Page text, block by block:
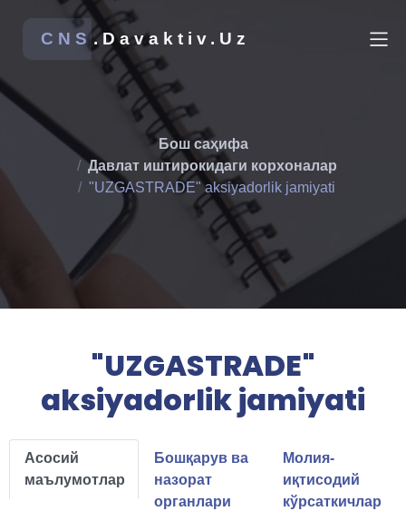
CNS.Davaktiv.Uz
Бош саҳифа
Давлат иштирокидаги корхоналар
"UZGASTRADE" aksiyadorlik jamiyati
"UZGASTRADE"
aksiyadorlik jamiyati
Асосий
маълумотлар
Бошқарув ва
назорат
органлари
Молия-
иқтисодий
кўрсаткичлар